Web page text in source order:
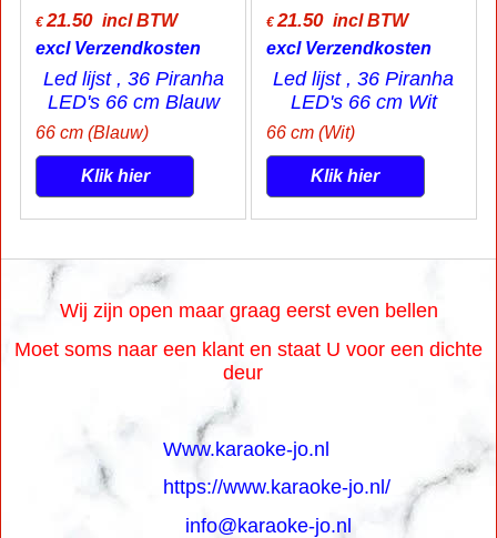
€ 21.50 incl BTW
excl Verzendkosten
Led lijst , 36 Piranha
LED's 66 cm Blauw
66 cm (Blauw)
Klik hier
€ 21.50 incl BTW
excl Verzendkosten
Led lijst , 36 Piranha
LED's 66 cm Wit
66 cm (Wit)
Klik hier
Wij zijn open maar graag eerst even bellen
Moet soms naar een klant en staat U voor een dichte
deur
Www.karaoke-jo.nl
https://www.karaoke-jo.nl/
info@karaoke-jo.nl